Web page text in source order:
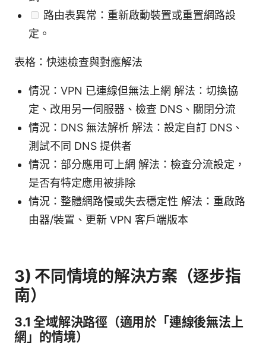
路由表異常：重新啟動裝置或重置網路設
定。
表格：快速檢查與對應解法
情況：VPN 已連線但無法上網 解法：切換協
定、改用另一伺服器、檢查 DNS、關閉分流
情況：DNS 無法解析 解法：設定自訂 DNS、
測試不同 DNS 提供者
情況：部分應用可上網 解法：檢查分流設定，
是否有特定應用被排除
情況：整體網路慢或失去穩定性 解法：重啟路
由器/裝置、更新 VPN 客戶端版本
3) 不同情境的解決方案（逐步指
南）
3.1 全域解決路徑（適用於「連線後無法上
網」的情境）